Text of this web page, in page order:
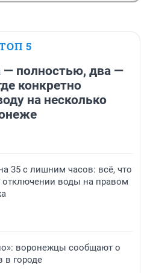
5
— полностью, два —
конкретно
на несколько
35 с лишним часов: всё, что
отключении воды на правом
воронежцы сообщают о
в городе